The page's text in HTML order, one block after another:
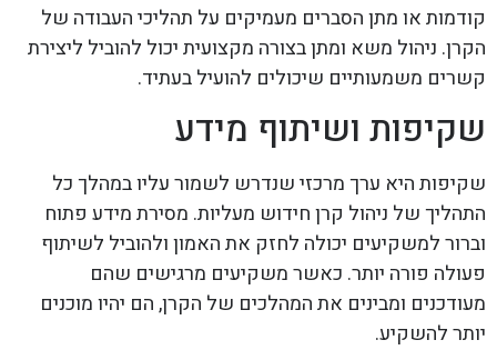
קודמות או מתן הסברים מעמיקים על תהליכי העבודה של
הקרן. ניהול משא ומתן בצורה מקצועית יכול להוביל ליצירת
קשרים משמעותיים שיכולים להועיל בעתיד.
שקיפות ושיתוף מידע
שקיפות היא ערך מרכזי שנדרש לשמור עליו במהלך כל
התהליך של ניהול קרן חידוש מעליות. מסירת מידע פתוח
וברור למשקיעים יכולה לחזק את האמון ולהוביל לשיתוף
פעולה פורה יותר. כאשר משקיעים מרגישים שהם
מעודכנים ומבינים את המהלכים של הקרן, הם יהיו מוכנים
יותר להשקיע.